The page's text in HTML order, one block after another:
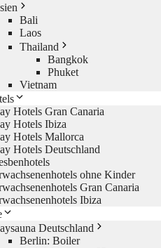
Bali
Laos
Thailand
Bangkok
Phuket
Vietnam
Hotels Gran Canaria
Hotels Ibiza
Hotels Mallorca
Hotels Deutschland
ohne Kinder
Gran Canaria
Ibiza
Deutschland
Berlin: Boiler